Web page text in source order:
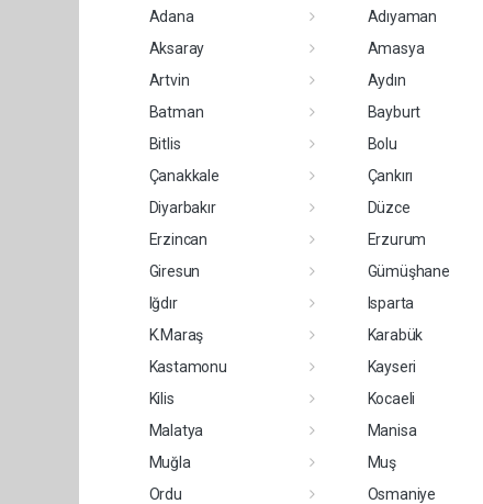
Adana Adıyaman
Aksaray
Amasya
Artvin
Aydın
Batman
Bayburt
Bitlis
Bolu
Çanakkale
Çankırı
Diyarbakır
Düzce
Erzincan
Erzurum
Giresun
Gümüşhane
Iğdır
Isparta
K.Maraş
Karabük
Kastamonu
Kayseri
Kilis
Kocaeli
Malatya
Manisa
Muğla
Muş
Ordu
Osmaniye